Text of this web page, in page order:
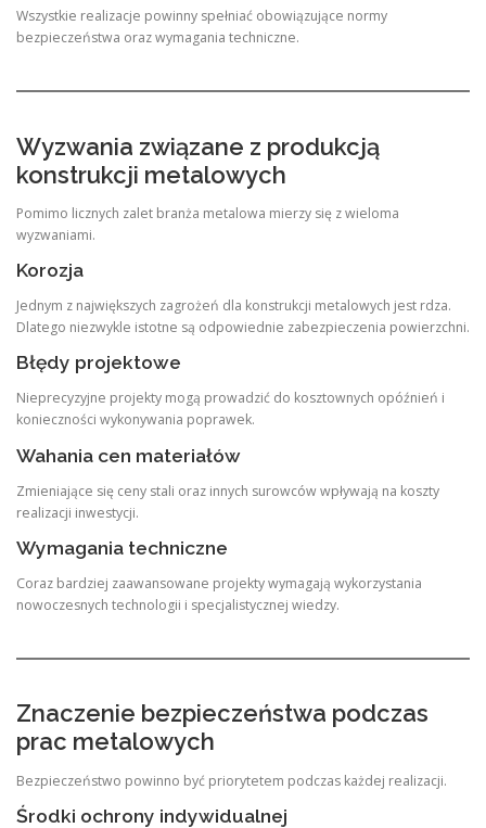
Wszystkie realizacje powinny spełniać obowiązujące normy
bezpieczeństwa oraz wymagania techniczne.
Wyzwania związane z produkcją
konstrukcji metalowych
Pomimo licznych zalet branża metalowa mierzy się z wieloma
wyzwaniami.
Korozja
Jednym z największych zagrożeń dla konstrukcji metalowych jest rdza.
Dlatego niezwykle istotne są odpowiednie zabezpieczenia powierzchni.
Błędy projektowe
Nieprecyzyjne projekty mogą prowadzić do kosztownych opóźnień i
konieczności wykonywania poprawek.
Wahania cen materiałów
Zmieniające się ceny stali oraz innych surowców wpływają na koszty
realizacji inwestycji.
Wymagania techniczne
Coraz bardziej zaawansowane projekty wymagają wykorzystania
nowoczesnych technologii i specjalistycznej wiedzy.
Znaczenie bezpieczeństwa podczas
prac metalowych
Bezpieczeństwo powinno być priorytetem podczas każdej realizacji.
Środki ochrony indywidualnej